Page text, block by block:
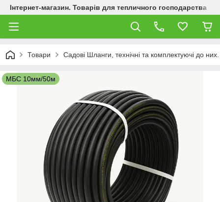
Інтернет-магазин. Товарів для тепличного господарства
Товари Садові Шланги, технічні та комплектуючі до них.
МБС 10мм/50м